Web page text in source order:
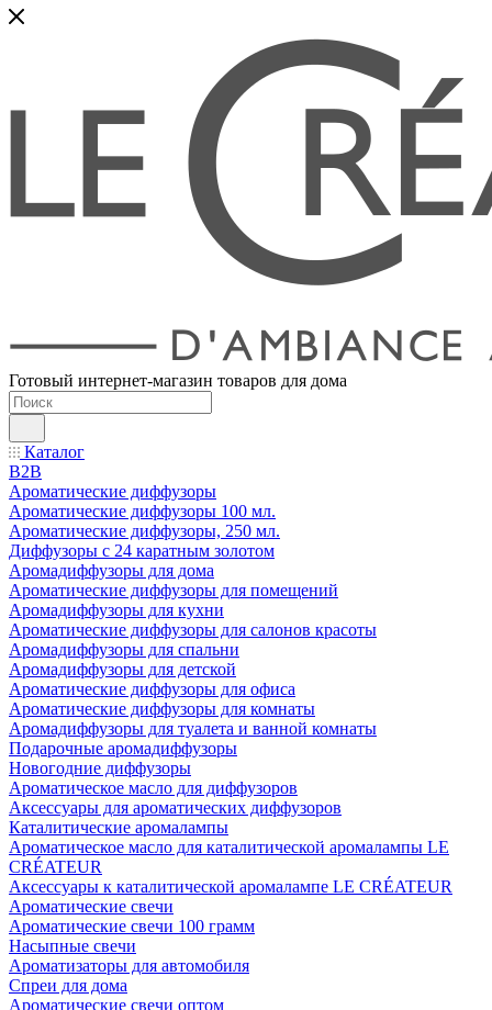
Готовый интернет-магазин товаров для дома
Каталог
B2B
Ароматические диффузоры
Ароматические диффузоры 100 мл.
Ароматические диффузоры, 250 мл.
Диффузоры с 24 каратным золотом
Аромадиффузоры для дома
Ароматические диффузоры для помещений
Аромадиффузоры для кухни
Ароматические диффузоры для салонов красоты
Аромадиффузоры для спальни
Аромадиффузоры для детской
Ароматические диффузоры для офиса
Ароматические диффузоры для комнаты
Аромадиффузоры для туалета и ванной комнаты
Подарочные аромадиффузоры
Новогодние диффузоры
Ароматическое масло для диффузоров
Аксессуары для ароматических диффузоров
Каталитические аромалампы
Ароматическое масло для каталитической аромалампы LE
CRÉATEUR
Аксессуары к каталитической аромалампе LE CRÉATEUR
Ароматические свечи
Ароматические свечи 100 грамм
Насыпные свечи
Ароматизаторы для автомобиля
Спреи для дома
Ароматические свечи оптом